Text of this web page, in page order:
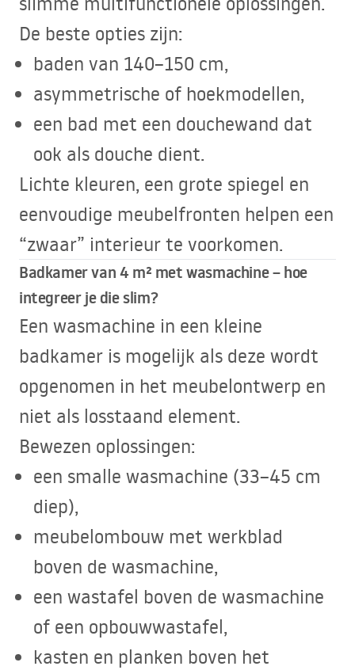
De beste opties zijn:
baden van 140–150 cm,
asymmetrische of hoekmodellen,
een bad met een douchewand dat
ook als douche dient.
Lichte kleuren, een grote spiegel en
eenvoudige meubelfronten helpen een
“zwaar” interieur te voorkomen.
Badkamer van 4 m² met wasmachine – hoe
integreer je die slim?
Een wasmachine in een kleine
badkamer is mogelijk als deze wordt
opgenomen in het meubelontwerp en
niet als losstaand element.
Bewezen oplossingen:
een smalle wasmachine (33–45 cm
diep),
meubelombouw met werkblad
boven de wasmachine,
een wastafel boven de wasmachine
of een opbouwwastafel,
kasten en planken boven het